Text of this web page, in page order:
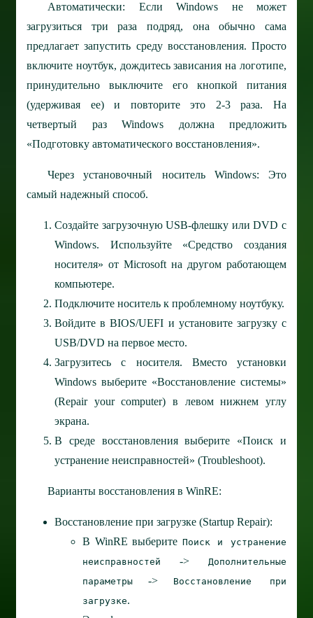
Автоматически: Если Windows не может
загрузиться три раза подряд, она обычно сама
предлагает запустить среду восстановления. Просто
включите ноутбук, дождитесь зависания на логотипе,
принудительно выключите его кнопкой питания
(удерживая ее) и повторите это 2-3 раза. На
четвертый раз Windows должна предложить
«Подготовку автоматического восстановления».
Через установочный носитель Windows: Это
самый надежный способ.
Создайте загрузочную USB-флешку или DVD с
Windows. Используйте «Средство создания
носителя» от Microsoft на другом работающем
компьютере.
Подключите носитель к проблемному ноутбуку.
Войдите в BIOS/UEFI и установите загрузку с
USB/DVD на первое место.
Загрузитесь с носителя. Вместо установки
Windows выберите «Восстановление системы»
(Repair your computer) в левом нижнем углу
экрана.
В среде восстановления выберите «Поиск и
устранение неисправностей» (Troubleshoot).
Варианты восстановления в WinRE:
Восстановление при загрузке (Startup Repair):
В WinRE выберите Поиск и устранение
неисправностей
-> Дополнительные
параметры ->
Восстановление при
загрузке.